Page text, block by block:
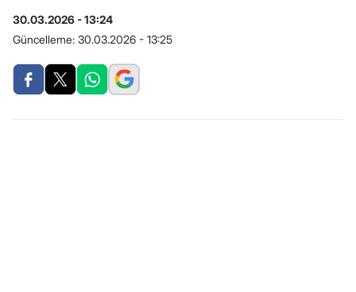
30.03.2026 - 13:24
Güncelleme: 30.03.2026 - 13:25